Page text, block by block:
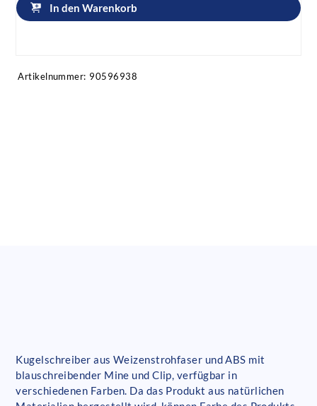
In den Warenkorb
Artikelnummer: 90596938
Kugelschreiber aus Weizenstrohfaser und ABS mit
blauschreibender Mine und Clip, verfügbar in
verschiedenen Farben. Da das Produkt aus natürlichen